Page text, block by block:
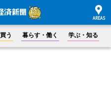
買う 暮らす・働く 学ぶ・知る